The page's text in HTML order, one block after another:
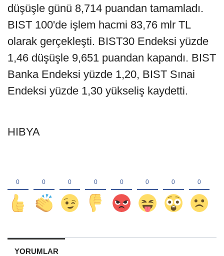
düşüşle günü 8,714 puandan tamamladı.
BIST 100'de işlem hacmi 83,76 mlr TL
olarak gerçekleşti. BIST30 Endeksi yüzde
1,46 düşüşle 9,651 puandan kapandı. BIST
Banka Endeksi yüzde 1,20, BIST Sınai
Endeksi yüzde 1,30 yükseliş kaydetti.
HIBYA
YORUMLAR